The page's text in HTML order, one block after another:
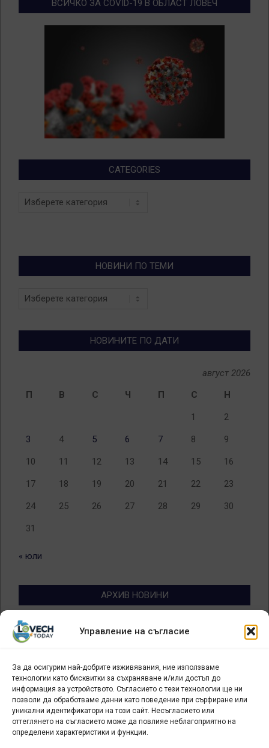
Управление на съгласие
За да осигурим най-добрите изживявания, ние използваме
технологии като бисквитки за съхраняване и/или достъп до
информация за устройството. Съгласието с тези технологии ще ни
позволи да обработваме данни като поведение при сърфиране или
уникални идентификатори на този сайт. Несъгласието или
оттеглянето на съгласието може да повлияе неблагоприятно на
определени характеристики и функции.
ВСИЧКО ЗА COVID-19 В ОБЛАСТ ЛОВЕЧ
CATEGORIES
Categories
НОВИНИ ПО ТЕМИ
Новини
НОВИНИТЕ ПО ДАТИ
август 2026
П
В С Ч П С Н
1 2
3 4 5 6 7 8 9
10 11 12 13 14 15 16
17 18 19 20 21 22 23
24 25 26 27 28 29 30
31
« юли
АРХИВ НОВИНИ
Архив
новини
БИЗНЕС
Арт галерия "Мостове" – магазин за изкуство
СЕВЕРОЗАПАДА ИНФОРМАЦИОНЕН БИЗНЕС
ТУРИСТИЧЕСКИ КЛЪСТЕР